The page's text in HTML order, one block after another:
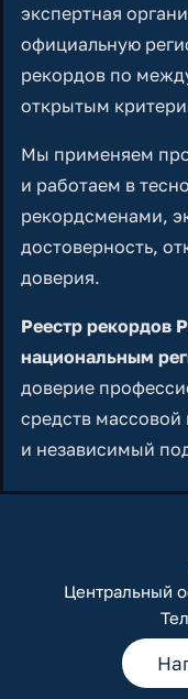
экспертная
официальную
рекордов по
открытым
Мы применяем
и работаем в
рекордсменами,
достоверность,
доверия.
Реестр рекордов
национальным
доверие
средств
и независимый
Центральный